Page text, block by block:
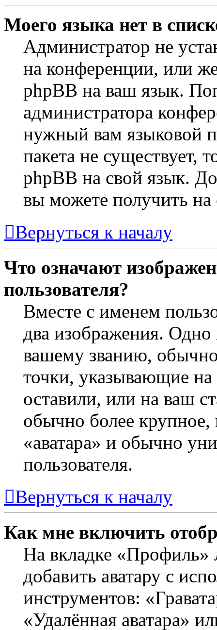
Моего языка нет в
Администратор не
на конференции, или
phpBB на ваш язык.
администратора
нужный вам языковой
пакета не существует,
phpBB на свой язык.
вы можете получить на
Вернуться к началу
Что означают
пользователя?
Вместе с именем
два изображения.
вашему званию, обычно
точки, указывающие
оставили, или на ваш
обычно более крупное,
«аватара» и обычно
пользователя.
Вернуться к началу
Как мне включить
На вкладке «Профиль»
добавить аватару с
инструментов:
«Удалённая аватара»